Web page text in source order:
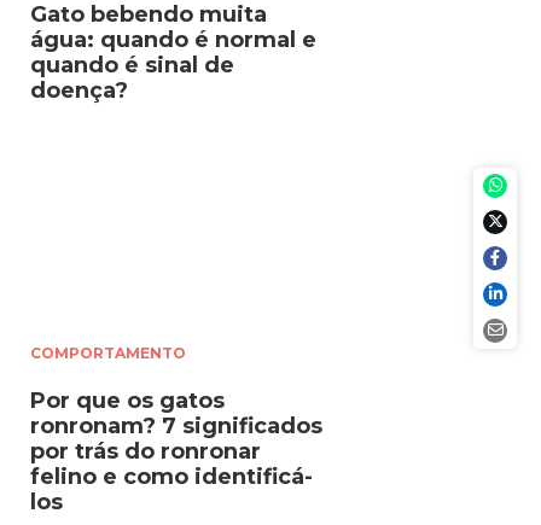
Gato bebendo muita
água: quando é normal e
quando é sinal de
doença?
COMPORTAMENTO
Por que os gatos
ronronam? 7 significados
por trás do ronronar
felino e como identificá-
los